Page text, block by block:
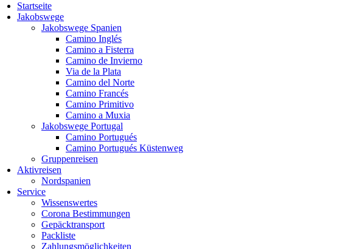
Startseite
Jakobswege
Jakobswege Spanien
Camino Inglés
Camino a Fisterra
Camino de Invierno
Via de la Plata
Camino del Norte
Camino Francés
Camino Primitivo
Camino a Muxia
Jakobswege Portugal
Camino Portugués
Camino Portugués Küstenweg
Gruppenreisen
Aktivreisen
Nordspanien
Service
Wissenswertes
Corona Bestimmungen
Gepäcktransport
Packliste
Zahlungsmöglichkeiten